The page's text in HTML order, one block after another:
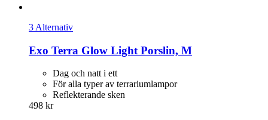
3 Alternativ
Exo Terra Glow Light Porslin, M
Dag och natt i ett
För alla typer av terrariumlampor
Reflekterande sken
498 kr